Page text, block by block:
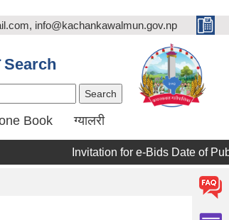
info@kachankawalmun.gov.np
Search
Book ग्यालरी
Invitation for e-Bids Date of